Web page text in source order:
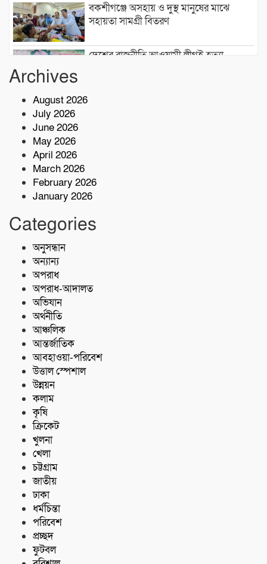
বকশীগঞ্জে অসহায় ও দুস্থ মানুষের মাঝে
সহায়তা সামগ্রী বিতরণ
দেশের রাজনীতি আওয়ামী লীগই হত্যা
বাসচাপায় ৭ শ্রমিক নিহত,আহত অন্তত ১৪ জন
Archives
August 2026
July 2026
June 2026
May 2026
April 2026
March 2026
February 2026
January 2026
Categories
অনুসন্ধান
অন্যান্য
অপরাধ
অপরাধ-আদালত
অভিযান
অর্থনীতি
আঞ্চলিক
আন্তর্জাতিক
আবহাওয়া-পরিবেশ
উত্তাল স্পেশাল
উন্নয়ন
কলাম
কৃষি
ক্রিকেট
খুলনা
খেলা
চট্টগ্রাম
জাতীয়
ঢাকা
ধর্মচিন্তা
পরিবেশ
প্রচ্ছদ
ফুটবল